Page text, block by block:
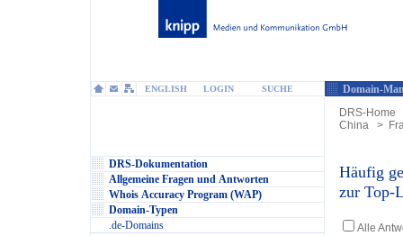
ENGLISH LOGIN SUCHE
Domain-
DRS-Home
China
>
DRS-Dokumentation
Allgemeine Fragen und Antworten
Whois Accuracy Program (WAP)
Domain-Typen
.de-Domains
Häufig
zur Top-
Alle